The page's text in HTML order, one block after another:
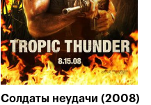
Солдаты неудачи (2008)